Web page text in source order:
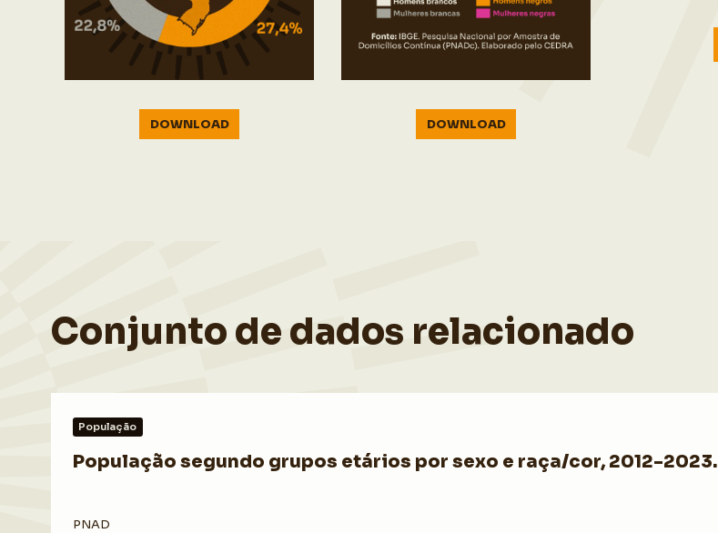
DOWNLOAD DOWNLOAD
Conjunto de dados relacionado
População
População segundo grupos etários por sexo e raça/cor, 2012-2023.
PNAD